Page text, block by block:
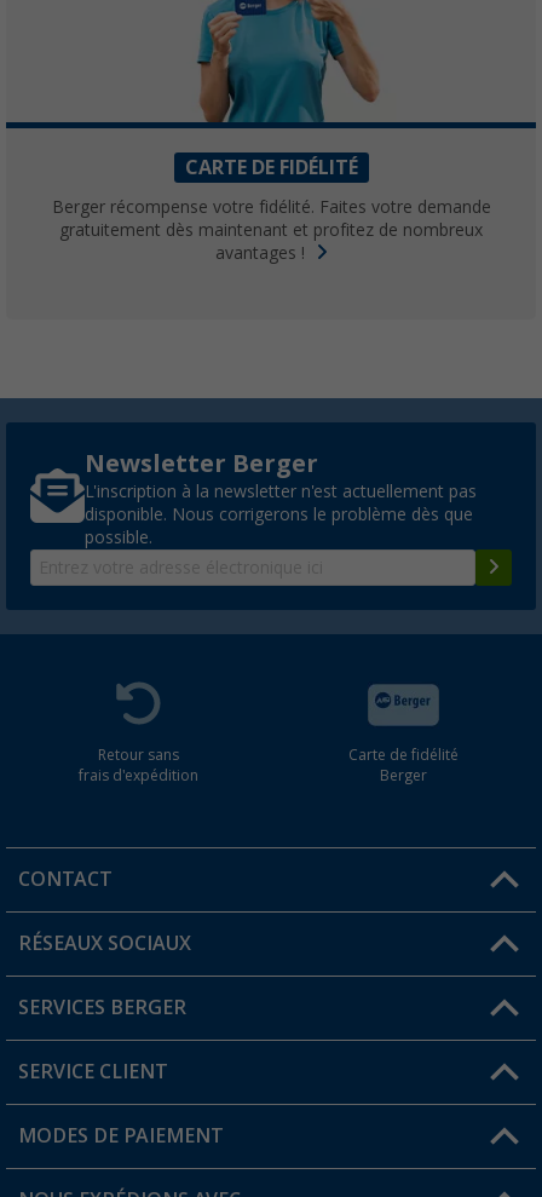
CARTE DE FIDÉLITÉ
Berger récompense votre fidélité. Faites votre demande
gratuitement dès maintenant et profitez de nombreux
avantages !
Newsletter Berger
L'inscription à la newsletter n'est actuellement pas
disponible. Nous corrigerons le problème dès que
possible.
Retour sans
frais d'expédition
Carte de fidélité
Berger
CONTACT
Une question ?
Trouver une magasin
RÉSEAUX SOCIAUX
SERVICES BERGER
Devenir revendeur
Mon compte
SERVICE CLIENT
FAQ et contact
Informations sur l'expédition
MODES DE PAIEMENT